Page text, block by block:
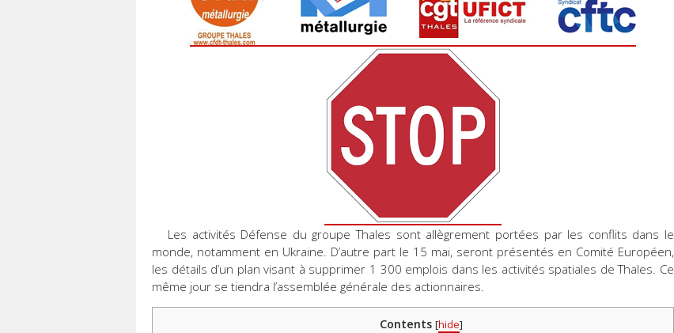
Les activités Défense du groupe Thales sont allègrement portées par les conflits dans le
monde, notamment en Ukraine. D’autre part le 15 mai, seront présentés en Comité Européen,
les détails d’un plan visant à supprimer 1 300 emplois dans les activités spatiales de Thales. Ce
même jour se tiendra l’assemblée générale des actionnaires.
Contents [hide]